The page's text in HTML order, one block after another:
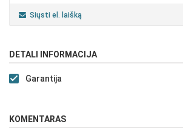
Siųsti el. laišką
DETALI INFORMACIJA
Garantija
KOMENTARAS